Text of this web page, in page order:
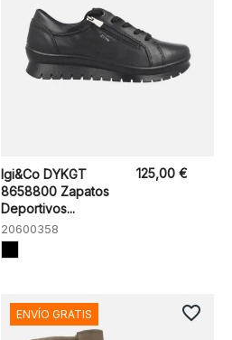
Igi&Co DYKGT
8658800 Zapatos
Deportivos...
20600358
125,00 €
ENVÍO GRATIS favorite_border